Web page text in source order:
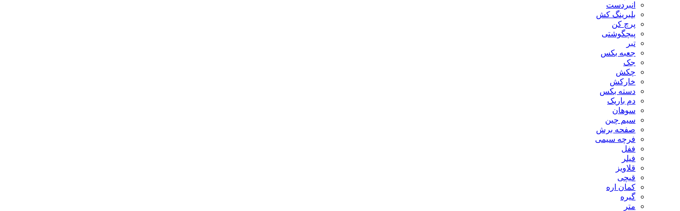
انبردست
بلبرینگ کش
پرچ کن
پیچگوشتی
تبر
جعبه بکس
جک
چکش
خارکش
دسته بکس
دم باریک
سوهان
سیم چین
صفحه برش
فرچه سیمی
ففل
فیلر
قلاویز
قیچی
کمان اره
گیره
متر